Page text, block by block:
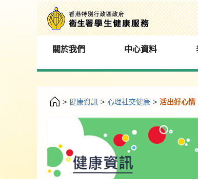
關於我們 中心資料
> 健康資訊 > 心理社交健康 > 活出好心情